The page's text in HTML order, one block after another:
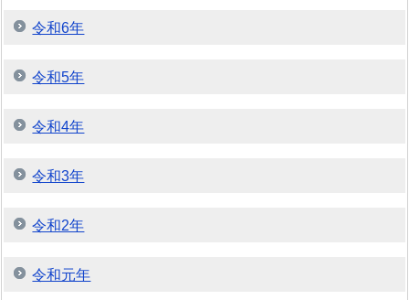
令和6年
令和5年
令和4年
令和3年
令和2年
令和元年